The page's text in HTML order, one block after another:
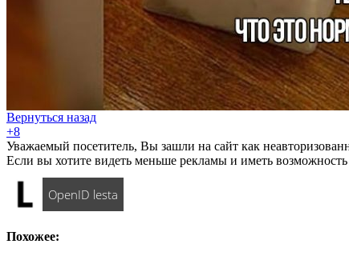
Вернуться назад
+8
Уважаемый посетитель, Вы зашли на сайт как
Если вы хотите видеть меньше рекламы и иметь
OpenID lesta
Похожее: